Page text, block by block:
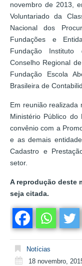
novembro de 2013,
Voluntariado da
Nacional dos
Fundações e
Fundação
Conselho Regional
Fundação Escola
Brasileira de
Em reunião
Ministério Público
convênio com a
e as demais
Cadastro e
setor.
A reprodução deste
seja citada.
Notícias
18 novembro,